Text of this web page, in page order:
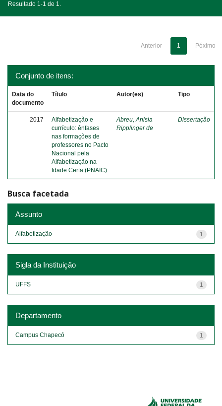
Resultado 1-1 de 1.
Anterior 1 Póximo
Conjunto de itens:
Data do
documento
Título Autor(es) Tipo
2017
Alfabetização e
currículo: ênfases
nas formações de
professores no Pacto
Nacional pela
Alfabetização na
Idade Certa (PNAIC)
Abreu, Anisia
Ripplinger de
Dissertação
Busca facetada
Assunto
1
Alfabetização
Sigla da Instituição
1
UFFS
Departamento
1
Campus Chapecó